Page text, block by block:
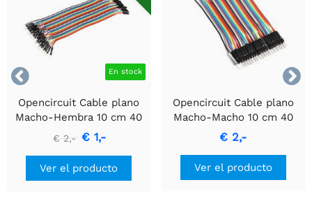

 En stock
Opencircuit Cable plano
Macho-Hembra 10 cm 40
piezas
€ 2,- € 1,-
Ver el producto
Opencircuit Cable plano
Macho-Macho 10 cm 40
piezas
€ 2,-
Ver el producto